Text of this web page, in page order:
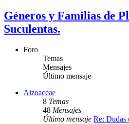
Géneros y Familias de
Suculentas.
Foro
Temas
Mensajes
Último mensaje
Aizoaceae
8 Temas
48 Mensajes
Último mensaje Re: